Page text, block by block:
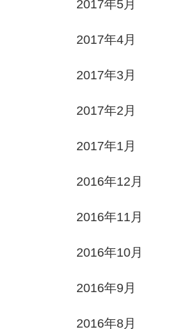
2017年5月
2017年4月
2017年3月
2017年2月
2017年1月
2016年12月
2016年11月
2016年10月
2016年9月
2016年8月